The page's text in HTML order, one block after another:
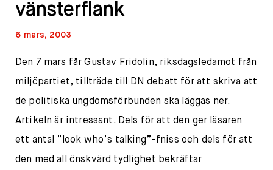
vänsterflank
6 mars, 2003
Den 7 mars får Gustav Fridolin, riksdagsledamot från
miljöpartiet, tillträde till DN debatt för att skriva att
de politiska ungdomsförbunden ska läggas ner.
Artikeln är intressant. Dels för att den ger läsaren
ett antal ”look who’s talking”-fniss och dels för att
den med all önskvärd tydlighet bekräftar